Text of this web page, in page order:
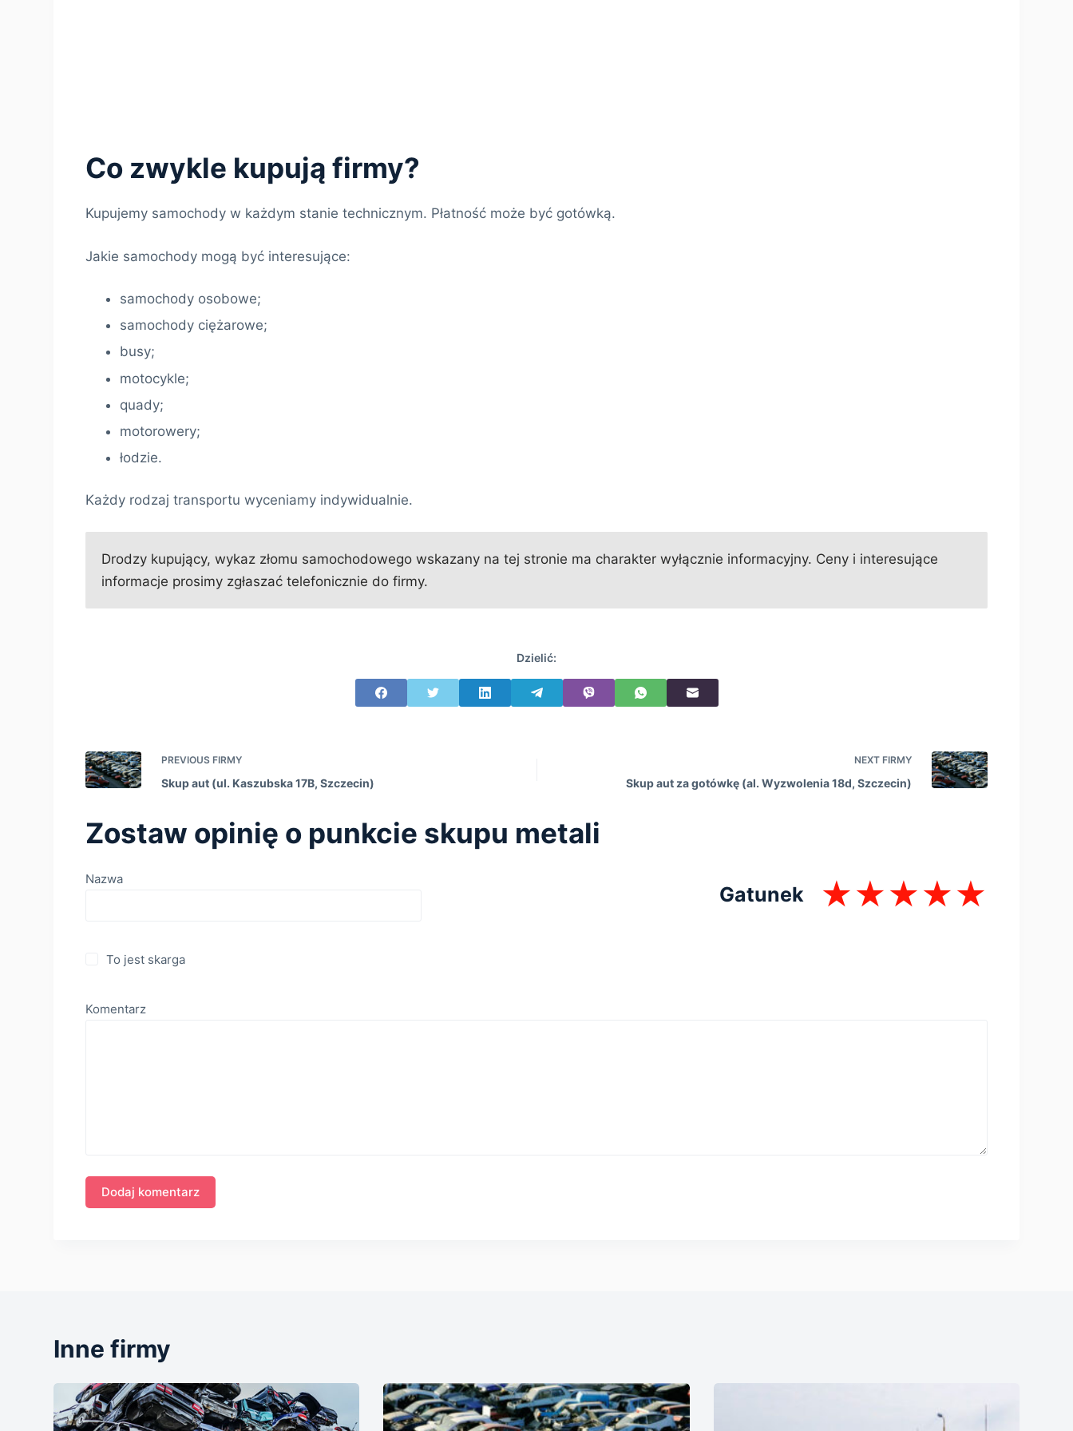
Co zwykle kupują firmy?
Kupujemy samochody w każdym stanie technicznym. Płatność może być gotówką.
Jakie samochody mogą być interesujące:
samochody osobowe;
samochody ciężarowe;
busy;
motocykle;
quady;
motorowery;
łodzie.
Każdy rodzaj transportu wyceniamy indywidualnie.
Drodzy kupujący, wykaz złomu samochodowego wskazany na tej stronie ma charakter wyłącznie informacyjny. Ceny i interesujące
informacje prosimy zgłaszać telefonicznie do firmy.
Dzielić:
PREVIOUS FIRMY
Skup aut (ul. Kaszubska 17B, Szczecin)
NEXT FIRMY
Skup aut za gotówkę (al. Wyzwolenia 18d, Szczecin)
Zostaw opinię o punkcie skupu metali
Nazwa
Gatunek
To jest skarga
Komentarz
Inne firmy